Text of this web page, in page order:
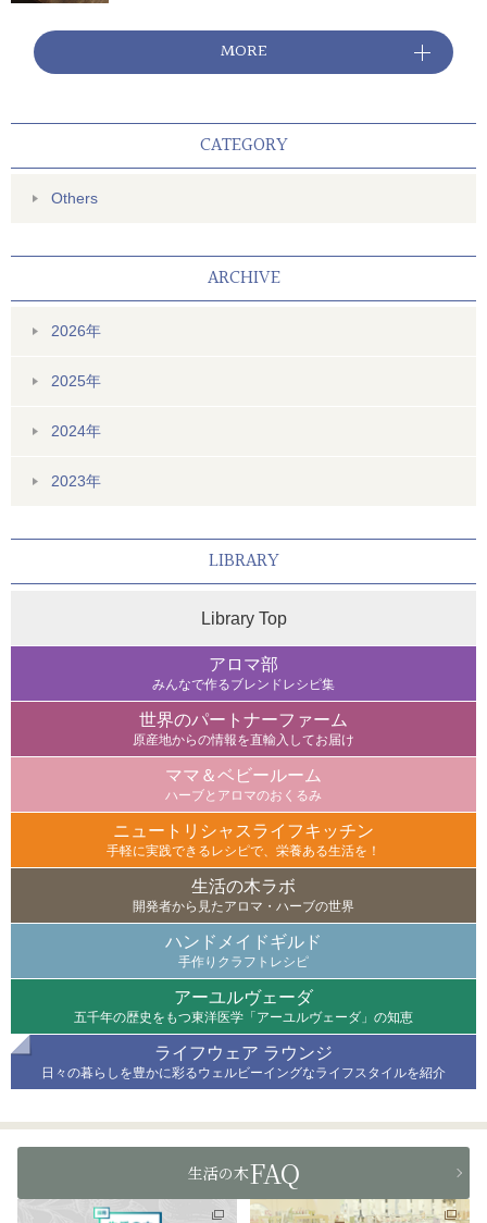
MORE
CATEGORY
Others
ARCHIVE
2026年
2025年
2024年
2023年
LIBRARY
Library Top
アロマ部
みんなで作るブレンドレシピ集
世界のパートナーファーム
原産地からの情報を直輸入してお届け
ママ＆ベビールーム
ハーブとアロマのおくるみ
ニュートリシャスライフキッチン
手軽に実践できるレシピで、栄養ある生活を！
生活の木ラボ
開発者から見たアロマ・ハーブの世界
ハンドメイドギルド
手作りクラフトレシピ
アーユルヴェーダ
五千年の歴史をもつ東洋医学「アーユルヴェーダ」の知恵
ライフウェア ラウンジ
日々の暮らしを豊かに彩るウェルビーイングなライフスタイルを紹介
生活の木FAQ